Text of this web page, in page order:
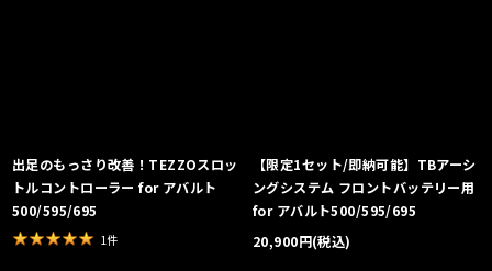
出足のもっさり改善！TEZZOスロッ
トルコントローラー for アバルト
500/595/695
1件
【限定1セット/即納可能】TBアーシ
ングシステム フロントバッテリー用
for アバルト500/595/695
20,900円(税込)